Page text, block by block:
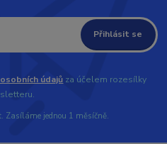
Přihlásit se
údajů za účelem rozesílky
Zasíláme jednou 1 měsíčně.